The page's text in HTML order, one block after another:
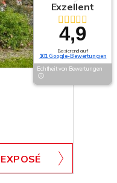
Exzellent
4,9
Basierend auf
101 Google-Bewertungen
Echtheit von Bewertungen